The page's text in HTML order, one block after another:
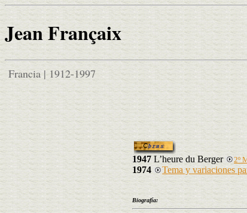
Jean Françaix
Francia | 1912-1997
1947 L’heure du Berger 2º
1974 Tema y variaciones
Biografía: